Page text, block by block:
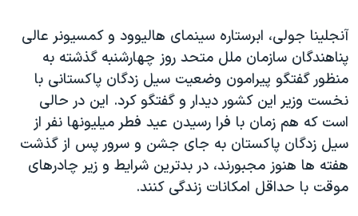
تریبونال مردمی آبان ۹۸
دادگاه حمید نوری
چهل سال گروگان‌گیری
قانون شفافیت دارائی کادر رهبری ایران
اعتراضات مردمی آبان ۹۸
اسرائیل در جنگ
آنجلينا جولی، ابرستاره سينمای هاليوود و کمسيونر عالی
پناهندگان سازمان ملل متحد روز چهارشنبه گذشته به
منظور گفتگو پيرامون وضعيت سيل زدگان پاکستانی با
نخست وزير اين کشور ديدار و گفتگو کرد. اين در حالی
است که هم زمان با فرا رسيدن عيد فطر ميليونها نفر از
سيل زدگان پاکستان به جای جشن و سرور پس از گذشت
هفته ها هنوز مجبورند، در بدترین شرایط و زير چادرهای
موقت با حداقل امکانات زندگی کنند.